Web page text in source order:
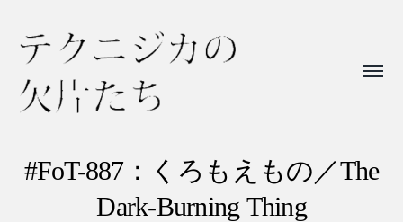
ニ
#FoT-887：くろもえもの／The
Dark-Burning Thing